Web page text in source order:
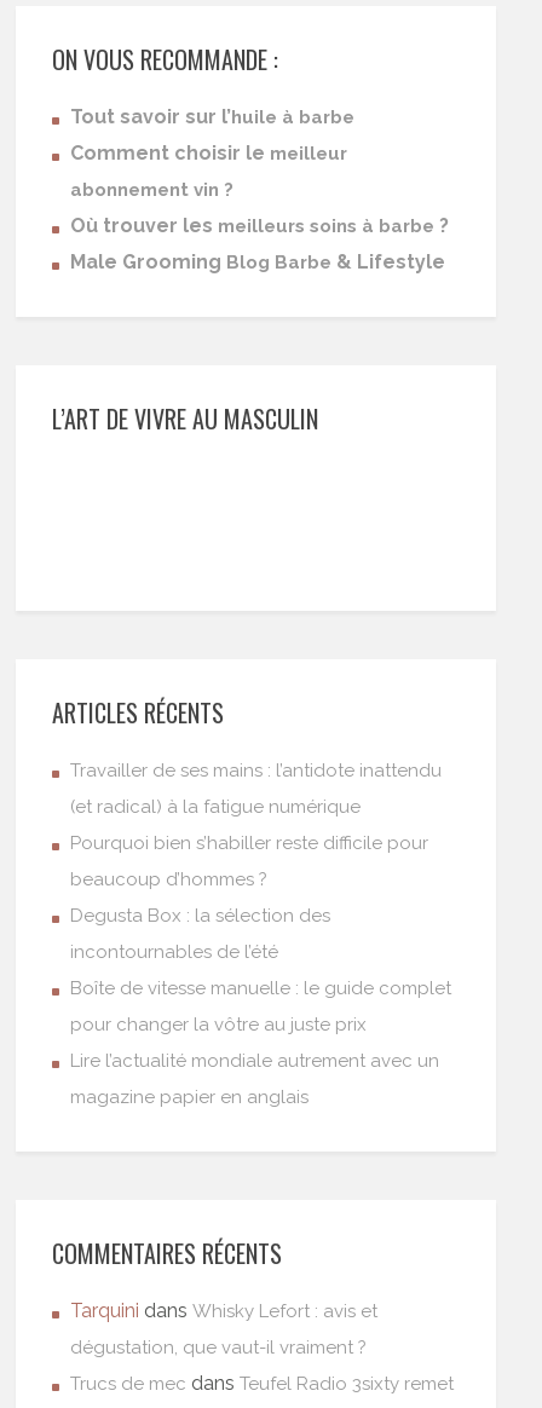
ON VOUS RECOMMANDE :
Tout savoir sur l’huile à barbe
Comment choisir le meilleur
abonnement vin ?
Où trouver les meilleurs soins à barbe ?
Male Grooming Blog Barbe & Lifestyle
L’ART DE VIVRE AU MASCULIN
ARTICLES RÉCENTS
Travailler de ses mains : l’antidote inattendu
(et radical) à la fatigue numérique
Pourquoi bien s’habiller reste difficile pour
beaucoup d’hommes ?
Degusta Box : la sélection des
incontournables de l’été
Boîte de vitesse manuelle : le guide complet
pour changer la vôtre au juste prix
Lire l’actualité mondiale autrement avec un
magazine papier en anglais
COMMENTAIRES RÉCENTS
Tarquini dansWhisky Lefort : avis et
dégustation, que vaut-il vraiment ?
Trucs de mec dansTeufel Radio 3sixty remet